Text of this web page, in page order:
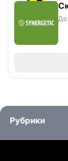
До
Рубрики